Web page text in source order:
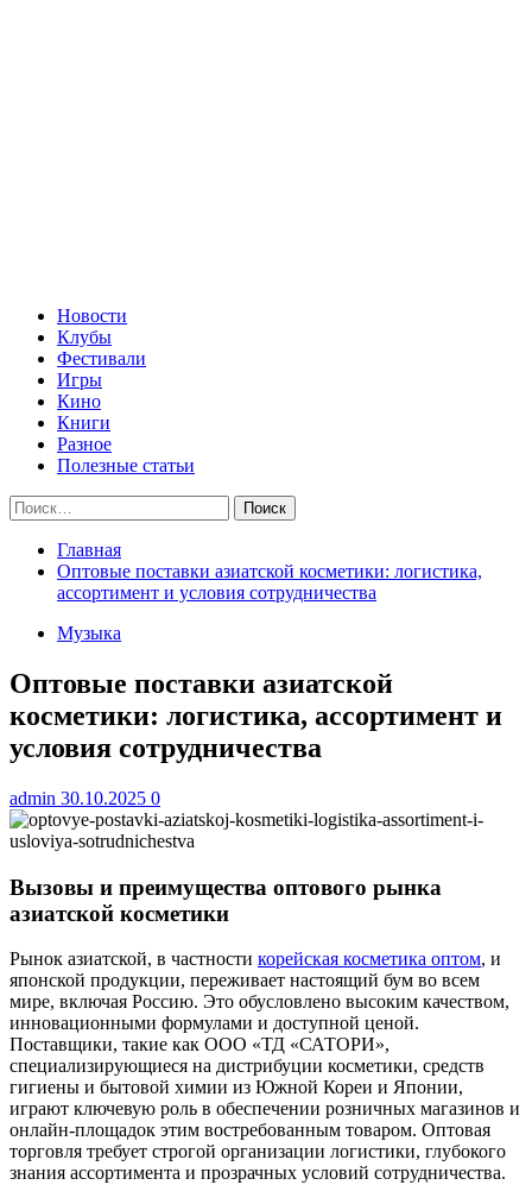
Новости
Клубы
Фестивали
Игры
Кино
Книги
Разное
Полезные статьи
Найти:
Главная
Оптовые поставки азиатской косметики: логистика,
ассортимент и условия сотрудничества
Музыка
Оптовые поставки азиатской
косметики: логистика, ассортимент и
условия сотрудничества
admin 30.10.2025 0
Вызовы и преимущества оптового рынка
азиатской косметики
Рынок азиатской, в частности корейская косметика оптом, и
японской продукции, переживает настоящий бум во всем
мире, включая Россию. Это обусловлено высоким качеством,
инновационными формулами и доступной ценой.
Поставщики, такие как ООО «ТД «САТОРИ»,
специализирующиеся на дистрибуции косметики, средств
гигиены и бытовой химии из Южной Кореи и Японии,
играют ключевую роль в обеспечении розничных магазинов и
онлайн-площадок этим востребованным товаром. Оптовая
торговля требует строгой организации логистики, глубокого
знания ассортимента и прозрачных условий сотрудничества.